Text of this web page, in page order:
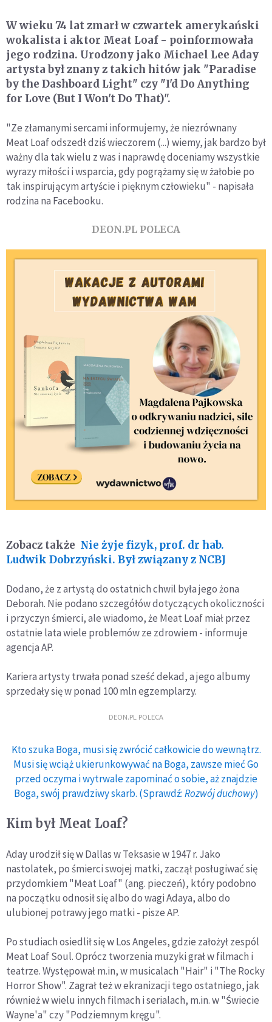
W wieku 74 lat zmarł w czwartek amerykański
wokalista i aktor Meat Loaf - poinformowała
jego rodzina. Urodzony jako Michael Lee Aday
artysta był znany z takich hitów jak "Paradise
by the Dashboard Light" czy "I'd Do Anything
for Love (But I Won't Do That)".
"Ze złamanymi sercami informujemy, że niezrównany
Meat Loaf odszedł dziś wieczorem (...) wiemy, jak bardzo był
ważny dla tak wielu z was i naprawdę doceniamy wszystkie
wyrazy miłości i wsparcia, gdy pogrążamy się w żałobie po
tak inspirującym artyście i pięknym człowieku" - napisała
rodzina na Facebooku.
DEON.PL POLECA
Zobacz także Nie żyje fizyk, prof. dr hab.
Ludwik Dobrzyński. Był związany z NCBJ
Dodano, że z artystą do ostatnich chwil była jego żona
Deborah. Nie podano szczegółów dotyczących okoliczności
i przyczyn śmierci, ale wiadomo, że Meat Loaf miał przez
ostatnie lata wiele problemów ze zdrowiem - informuje
agencja AP.
Kariera artysty trwała ponad sześć dekad, a jego albumy
sprzedały się w ponad 100 mln egzemplarzy.
DEON.PL POLECA
Kto szuka Boga, musi się zwrócić całkowicie do wewnątrz.
Musi się wciąż ukierunkowywać na Boga, zawsze mieć Go
przed oczyma i wytrwale zapominać o sobie, aż znajdzie
Boga, swój prawdziwy skarb. (Sprawdź:Rozwój duchowy)
Kim był Meat Loaf?
Aday urodził się w Dallas w Teksasie w 1947 r. Jako
nastolatek, po śmierci swojej matki, zaczął posługiwać się
przydomkiem "Meat Loaf" (ang. pieczeń), który podobno
na początku odnosił się albo do wagi Adaya, albo do
ulubionej potrawy jego matki - pisze AP.
Po studiach osiedlił się w Los Angeles, gdzie założył zespól
Meat Loaf Soul. Oprócz tworzenia muzyki grał w filmach i
teatrze. Występował m.in, w musicalach "Hair" i "The Rocky
Horror Show". Zagrał też w ekranizacji tego ostatniego, jak
również w wielu innych filmach i serialach, m.in. w "Świecie
Wayne'a" czy "Podziemnym kręgu".